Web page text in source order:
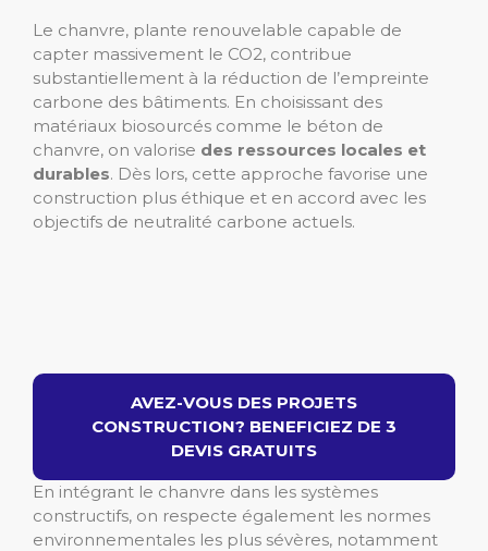
Le chanvre, plante renouvelable capable de
capter massivement le CO2, contribue
substantiellement à la réduction de l’empreinte
carbone des bâtiments. En choisissant des
matériaux biosourcés comme le béton de
chanvre, on valorise des ressources locales et
durables. Dès lors, cette approche favorise une
construction plus éthique et en accord avec les
objectifs de neutralité carbone actuels.
AVEZ-VOUS DES PROJETS
CONSTRUCTION? BENEFICIEZ DE 3
DEVIS GRATUITS
En intégrant le chanvre dans les systèmes
constructifs, on respecte également les normes
environnementales les plus sévères, notamment